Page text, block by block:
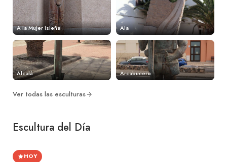
A la Mujer Isleña Ala
Alcalá Arcabucero
Ver todas las esculturas
Escultura del Día
HOY